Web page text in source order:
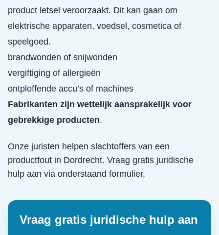
product letsel veroorzaakt. Dit kan gaan om
elektrische apparaten, voedsel, cosmetica of
speelgoed.
brandwonden of snijwonden
vergiftiging of allergieën
ontploffende accu’s of machines
Fabrikanten zijn wettelijk aansprakelijk voor
gebrekkige producten.
Onze juristen helpen slachtoffers van een
productfout in Dordrecht. Vraag gratis juridische
hulp aan via onderstaand formulier.
Vraag gratis juridische hulp aan